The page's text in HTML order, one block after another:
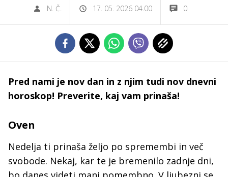
N. Č. 17. 05. 2026 04.00 0
Pred nami je nov dan in z njim tudi nov dnevni
horoskop! Preverite, kaj vam prinaša!
Oven
Nedelja ti prinaša željo po spremembi in več
svobode. Nekaj, kar te je bremenilo zadnje dni,